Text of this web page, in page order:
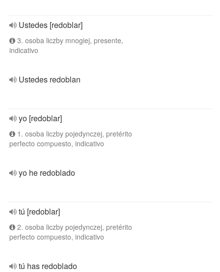
Ustedes [redoblar]
3. osoba liczby mnogiej, presente,
indicativo
Ustedes redoblan
yo [redoblar]
1. osoba liczby pojedynczej, pretérito
perfecto compuesto, indicativo
yo he redoblado
tú [redoblar]
2. osoba liczby pojedynczej, pretérito
perfecto compuesto, indicativo
tú has redoblado